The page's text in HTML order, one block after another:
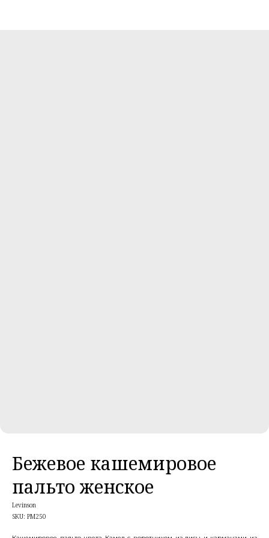
Бежевое кашемировое
пальто женское
Levinson
SKU: PM250